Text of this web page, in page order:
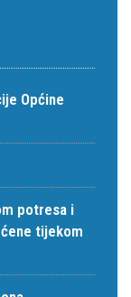
Općine
potresa i
tijekom